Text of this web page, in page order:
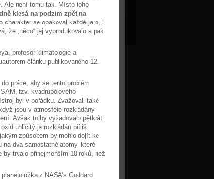
Ale není tomu tak. Místo toho
klesá na podzim zpět na
charakter se opakoval každé jaro, i
že „něco“ jej vyprodukovalo a pak
profesor klimatologie a
článku publikovaného 12.
práce, aby se tento problém
tzv. kvadrupólového
byl v pořádku. Zvažovali také
jsou v atmosféře rozkládány
Avšak to by vyžadovalo pětkrát
uhličitý je rozkládán příliš
způsobem by mohlo dojít ke
dva samostatné atomy, které
trvalo přinejmenším 10 roků, než
z NASA’s Goddard